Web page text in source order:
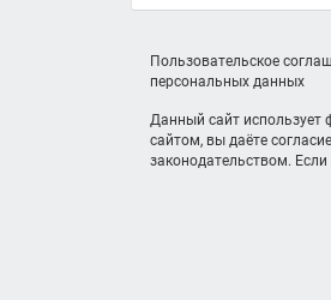
Пользовательское
персональных данных
Данный сайт использует
сайтом, вы даёте
законодательством.